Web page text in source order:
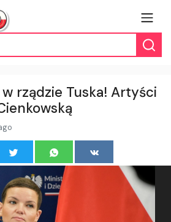
rządzie Tuska! Artyści